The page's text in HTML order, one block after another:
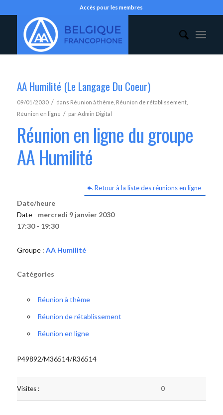
Accès pour les membres
AA Humilité (Le Langage Du Coeur)
09/01/2030 / dans Réunion à thème Réunion de rétablissement,
Réunion en ligne / parAdmin Digital
Réunion en ligne du groupe
AA Humilité
Retour à la liste des réunions en ligne
Date/heure
Date - mercredi 9 janvier 2030
17:30 - 19:30
Groupe : AA Humilité
Catégories
Réunion à thème
Réunion de rétablissement
Réunion en ligne
P49892/M36514/R36514
Visites : 0